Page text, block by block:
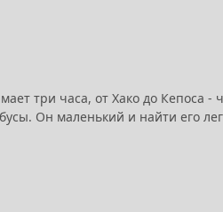
три часа, от Хако до Кепоса -
Он маленький и найти его